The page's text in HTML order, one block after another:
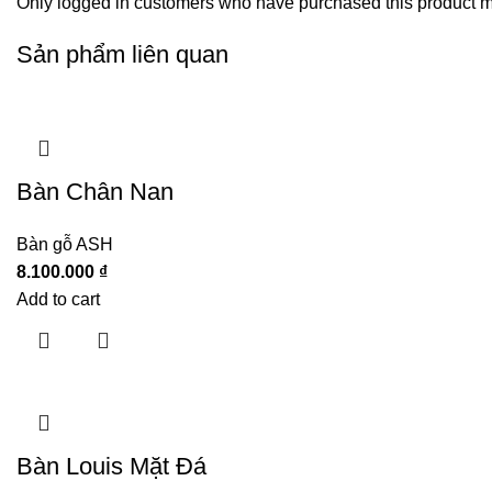
Sản phẩm liên quan
Bàn Chân Nan
Bàn gỗ ASH
8.100.000 ₫
Add to cart
Bàn Louis Mặt Đá